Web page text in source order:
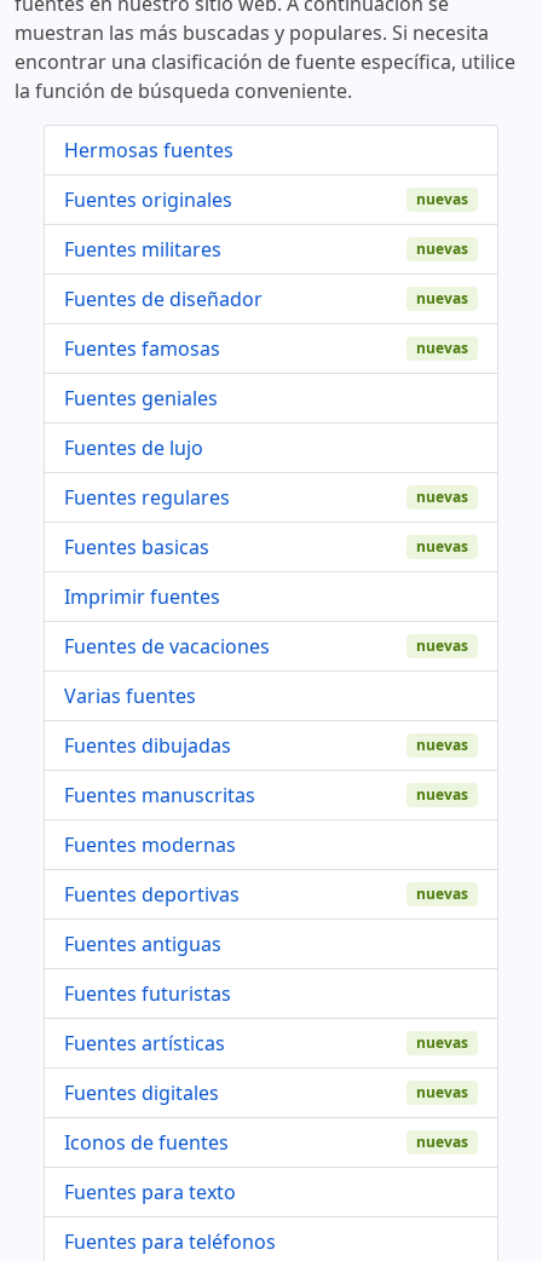
muestran las más buscadas y populares. Si necesita
encontrar una clasificación de fuente específica, utilice
la función de búsqueda conveniente.
Hermosas fuentes
Fuentes originales
nuevas
Fuentes militares nuevas
Fuentes de diseñador nuevas
Fuentes famosas nuevas
Fuentes geniales
Fuentes de lujo
Fuentes regulares
nuevas
Fuentes basicas nuevas
Imprimir fuentes
Fuentes de vacaciones
nuevas
Varias fuentes
Fuentes dibujadas
nuevas
Fuentes manuscritas nuevas
Fuentes modernas
Fuentes deportivas
nuevas
Fuentes antiguas
Fuentes futuristas
Fuentes artísticas
nuevas
Fuentes digitales nuevas
Iconos de fuentes nuevas
Fuentes para texto
Fuentes para teléfonos